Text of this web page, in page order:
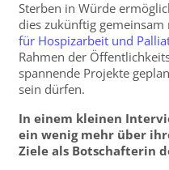
Sterben in Würde
dies zukünftig gemeinsam
für Hospizarbeit und
Rahmen der
spannende Projekte
sein dürfen.
In einem kleinen
ein wenig mehr über
Ziele als Botschafterin